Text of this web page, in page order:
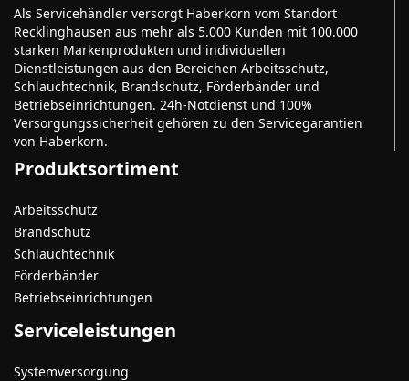
Als Servicehändler versorgt Haberkorn vom Standort
Recklinghausen aus mehr als 5.000 Kunden mit 100.000
starken Markenprodukten und individuellen
Dienstleistungen aus den Bereichen Arbeitsschutz,
Schlauchtechnik, Brandschutz, Förderbänder und
Betriebseinrichtungen. 24h-Notdienst und 100%
Versorgungssicherheit gehören zu den Servicegarantien
von Haberkorn.
Produktsortiment
Arbeitsschutz
Brandschutz
Schlauchtechnik
Förderbänder
Betriebseinrichtungen
Serviceleistungen
Systemversorgung